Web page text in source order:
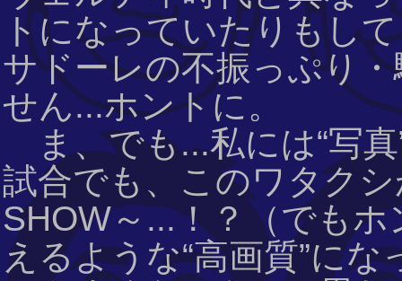
トになっていたりもし
サドーレの不振っぷり
せん...ホントに。
ま、でも...私には“写
試合でも、このワタク
SHOW～...！？（でも
えるような“高画質”に